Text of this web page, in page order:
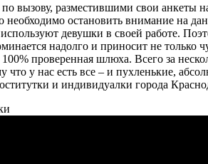
вызову, разместившими свои анкеты
необходимо остановить внимание на
девушки в своей работе.
надолго и приносит не
проверенная шлюха. Всего за
что у нас есть все – и пухленькие,
и индивидуалки города